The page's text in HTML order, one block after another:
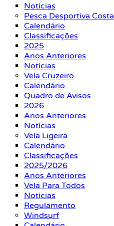
Notícias
Pesca Desportiva Costa
Calendário
Classificações
2025
Anos Anteriores
Notícias
Vela Cruzeiro
Calendário
Quadro de Avisos
2026
Anos Anteriores
Notícias
Vela Ligeira
Calendário
Classificações
2025/2026
Anos Anteriores
Vela Para Todos
Notícias
Regulamento
Windsurf